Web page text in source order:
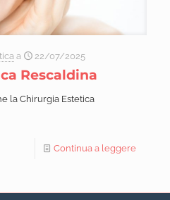
a 22/07/2025
Rescaldina
la Chirurgia Estetica
Continua a leggere